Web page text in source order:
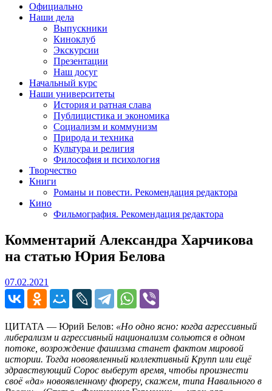
Официально
Наши дела
Выпускники
Киноклуб
Экскурсии
Презентации
Наш досуг
Начальный курс
Наши университеты
История и ратная слава
Публицистика и экономика
Социализм и коммунизм
Природа и техника
Культура и религия
Философия и психология
Творчество
Книги
Романы и повести. Рекомендация редактора
Кино
Фильмография. Рекомендация редактора
Комментарий Александра Харчикова
на статью Юрия Белова
07.02.2021
ЦИТАТА — Юрий Белов: «Но одно ясно: когда агрессивный
либерализм и агрессивный национализм сольются в одном
потоке, возрождение фашизма станет фактом мировой
истории. Тогда новоявленный коллективный Крупп или ещё
здравствующий Сорос выберут время, чтобы произнести
своё «да» новоявленному фюреру, скажем, типа Навального в